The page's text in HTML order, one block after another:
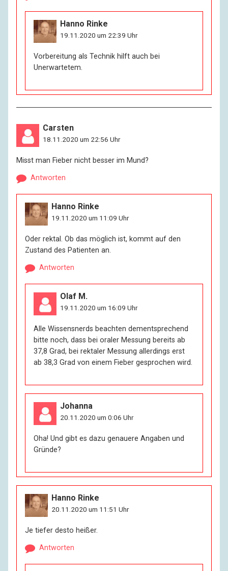
Hanno Rinke
19.11.2020 um 22:39 Uhr
Vorbereitung als Technik hilft auch bei
Unerwartetem.
Carsten
18.11.2020 um 22:56 Uhr
Misst man Fieber nicht besser im Mund?
Antworten
Hanno Rinke
19.11.2020 um 11:09 Uhr
Oder rektal. Ob das möglich ist, kommt auf den
Zustand des Patienten an.
Antworten
Olaf M.
19.11.2020 um 16:09 Uhr
Alle Wissensnerds beachten dementsprechend
bitte noch, dass bei oraler Messung bereits ab
37,8 Grad, bei rektaler Messung allerdings erst
ab 38,3 Grad von einem Fieber gesprochen wird.
Johanna
20.11.2020 um 0:06 Uhr
Oha! Und gibt es dazu genauere Angaben und
Gründe?
Hanno Rinke
20.11.2020 um 11:51 Uhr
Je tiefer desto heißer.
Antworten